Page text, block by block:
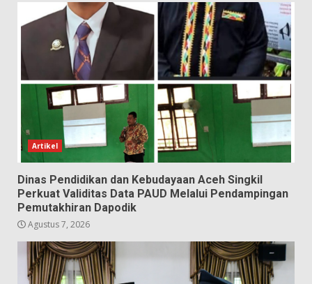
Artikel
Dinas Pendidikan dan Kebudayaan Aceh Singkil
Perkuat Validitas Data PAUD Melalui Pendampingan
Pemutakhiran Dapodik
Agustus 7, 2026